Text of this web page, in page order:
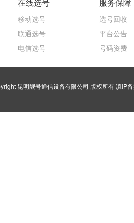
在线选号
移动选号
联通选号
电信选号
服务保障
选号回收
平台公告
号码资费
昆明靓号通信设备有限公司 版权所有滇IP